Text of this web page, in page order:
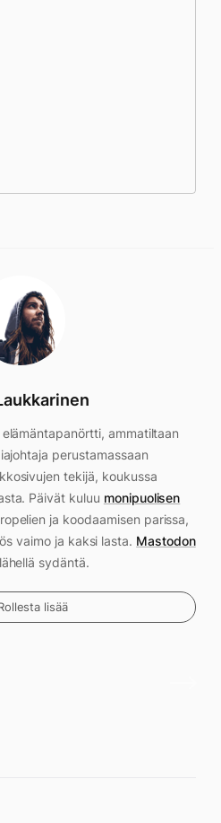
ammatiltaan
perustamassaan
tekijä, koukussa
Päivät kuluu monipuolisen
ja koodaamisen parissa,
vaimo ja kaksi lasta. Mastodon
sydäntä.
lisää